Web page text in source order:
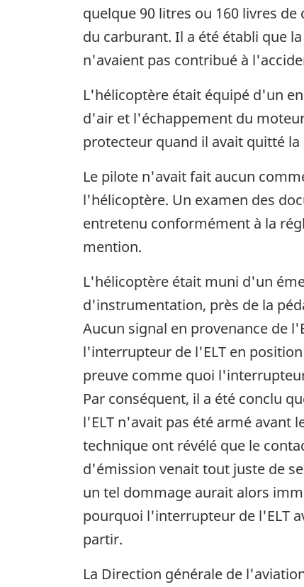
quelque 90 litres ou 160 livres
du carburant. Il a été établi que
n'avaient pas contribué à
L'hélicoptère était équipé d'un
d'air et l'échappement du
protecteur quand il avait quitté
Le pilote n'avait fait aucun
l'hélicoptère. Un examen des
entretenu conformément à la
mention.
L'hélicoptère était muni d'un
d'instrumentation, près de la
Aucun signal en provenance de
l'interrupteur de l'ELT en
preuve comme quoi
Par conséquent, il a été conclu
l'ELT n'avait pas été armé avant
technique ont révélé que le
d'émission venait tout juste de
un tel dommage aurait alors
pourquoi l'interrupteur de l'ELT
partir.
La Direction générale de